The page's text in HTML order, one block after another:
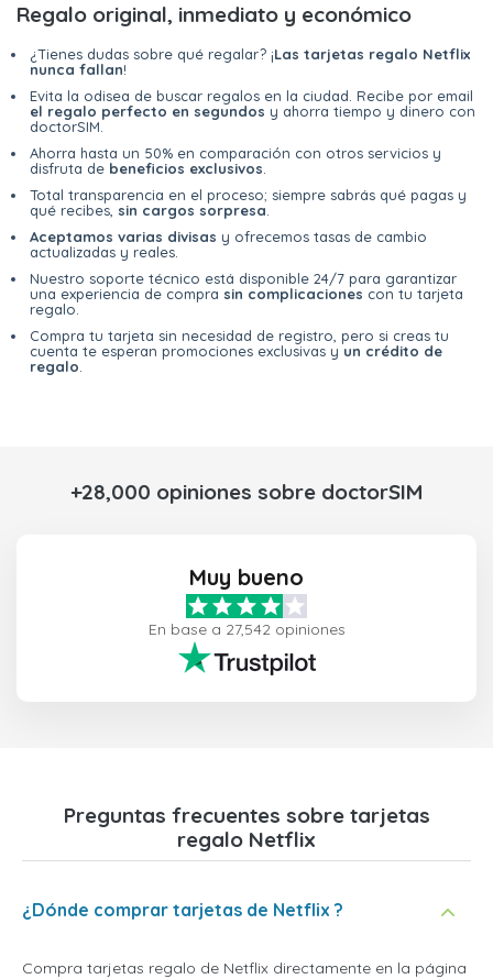
Regalo original, inmediato y económico
¿Tienes dudas sobre qué regalar? ¡Las tarjetas regalo Netflix
nunca fallan!
Evita la odisea de buscar regalos en la ciudad. Recibe por email
el regalo perfecto en segundos y ahorra tiempo y dinero con
doctorSIM.
Ahorra hasta un 50% en comparación con otros servicios y
disfruta de beneficios exclusivos
Total transparencia en el proceso; siempre sabrás qué pagas y
qué recibes, sin cargos sorpresa
Aceptamos varias divisas y ofrecemos tasas de cambio
actualizadas y reales.
Nuestro soporte técnico está disponible 24/7 para garantizar
una experiencia de compra sin complicaciones con tu tarjeta
regalo.
Compra tu tarjeta sin necesidad de registro, pero si creas tu
cuenta te esperan promociones exclusivas y un crédito de
regalo
+28,000 opiniones sobre doctorSIM
Muy bueno
En base a 27,542 opiniones
Preguntas frecuentes sobre tarjetas
regalo Netflix
¿Dónde comprar tarjetas de Netflix ?
Compra tarjetas regalo de Netflix directamente en la página